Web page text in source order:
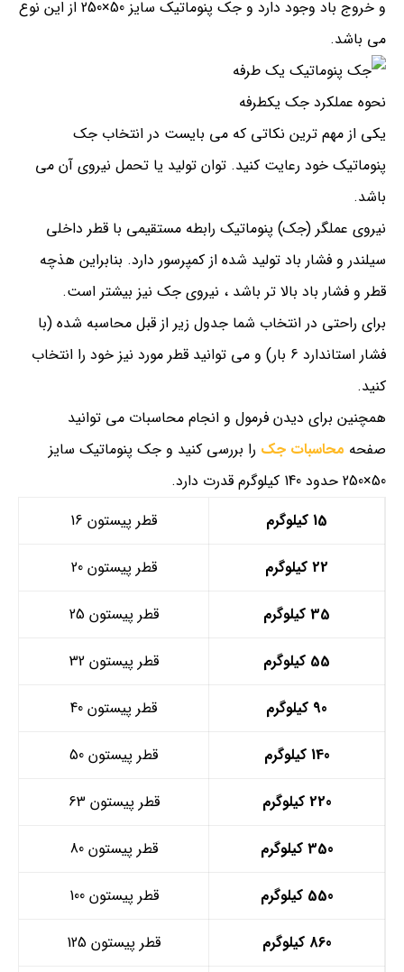
و خروج باد وجود دارد و جک پنوماتیک سایز 50×250 از این نوع
می باشد.
نحوه عملکرد جک یکطرفه
یکی از مهم ترین نکاتی که می بایست در انتخاب جک
پنوماتیک خود رعایت کنید. توان تولید یا تحمل نیروی آن می
باشد.
نیروی عملگر (جک) پنوماتیک رابطه مستقیمی با قطر داخلی
سیلندر و فشار باد تولید شده از کمپرسور دارد. بنابراین هذچه
قطر و فشار باد بالا تر باشد ، نیروی جک نیز بیشتر است.
برای راحتی در انتخاب شما جدول زیر از قبل محاسبه شده (با
فشار استاندارد 6 بار) و می توانید قطر مورد نیز خود را انتخاب
کنید.
همچنین برای دیدن فرمول و انجام محاسبات می توانید
صفحه محاسبات جک را بررسی کنید و جک پنوماتیک سایز
50×250 حدود 140 کیلوگرم قدرت دارد.
15 کیلوگرم
قطر پیستون 16
22 کیلوگرم قطر پیستون 20
35 کیلوگرم قطر پیستون 25
55 کیلوگرم قطر پیستون 32
90 کیلوگرم قطر پیستون 40
140 کیلوگرم قطر پیستون 50
220 کیلوگرم قطر پیستون 63
350 کیلوگرم قطر پیستون 80
550 کیلوگرم قطر پیستون 100
860 کیلوگرم قطر پیستون 125